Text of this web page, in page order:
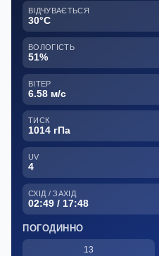
ВІДЧУВАЄТЬСЯ
30°C
ВОЛОГІСТЬ
51%
ВІТЕР
6.58 м/с
ТИСК
1014 гПа
UV
4
СХІД / ЗАХІД
02:49 / 17:48
ПОГОДИННО
13